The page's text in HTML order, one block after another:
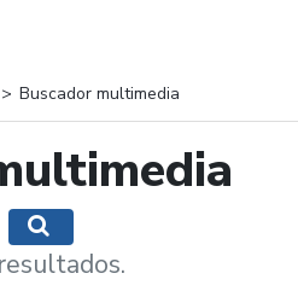
Buscador multimedia
Mostrar opciones de búsqueda